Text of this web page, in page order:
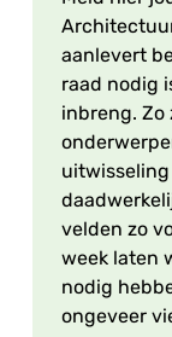
aanlevert
raad nodig
inbreng. Zo
velden zo
week laten
nodig
ongeveer